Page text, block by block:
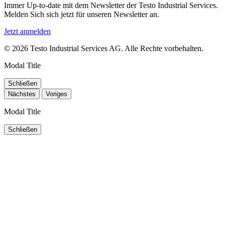
Immer Up-to-date mit dem Newsletter der Testo Industrial Services.
Melden Sich sich jetzt für unseren Newsletter an.
Jetzt anmelden
© 2026 Testo Industrial Services AG. Alle Rechte vorbehalten.
Modal Title
Schließen
Nächstes
Voriges
Modal Title
Schließen